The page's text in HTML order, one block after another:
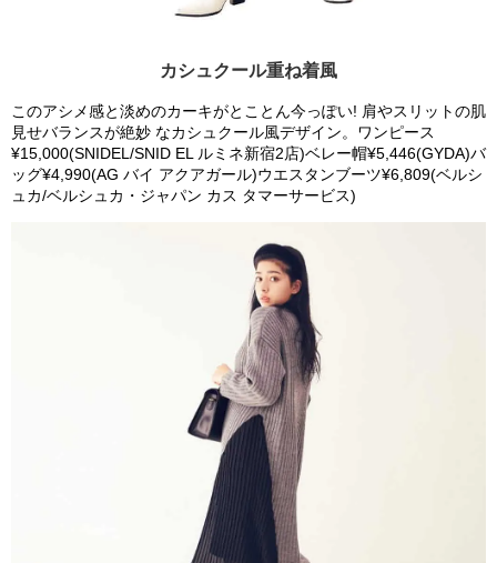
カシュクール重ね着風
このアシメ感と淡めのカーキがとことん今っぽい! 肩やスリットの肌
見せバランスが絶妙 なカシュクール風デザイン。ワンピース
¥15,000(SNIDEL/SNID EL ルミネ新宿2店)ベレー帽¥5,446(GYDA)バ
ッグ¥4,990(AG バイ アクアガール)ウエスタンブーツ¥6,809(ベルシ
ュカ/ベルシュカ・ジャパン カス タマーサービス)